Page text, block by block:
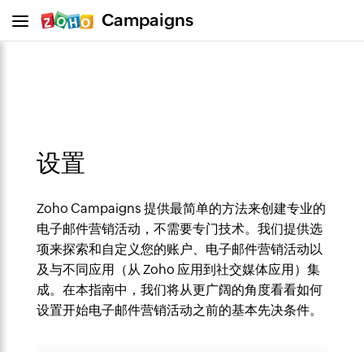
Campaigns
设置
Zoho Campaigns 提供最简单的方法来创建专业的
电子邮件营销活动，不需要专门技术。我们提供选
项来探索和自定义您的账户、电子邮件营销活动以
及与不同应用（从 Zoho 应用到社交媒体应用）集
成。在本指南中，我们将从更广阔的角度看看如何
设置开始电子邮件营销活动之前的基本先决条件。